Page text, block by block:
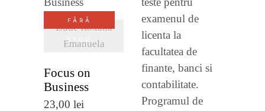
FĂRĂ
STOC
Dude Roxana
Emanuela
VEZI
DETALII
Focus on
Business
23,00 lei DETALII